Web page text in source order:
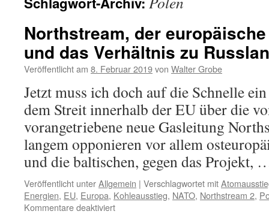
Northstream, der
und das Verhältnis zu
Veröffentlicht am 8. Februar 2019von Walter Grobe
Jetzt muss ich doch auf die Schnelle
dem Streit innerhalb der EU über die
vorangetriebene neue Gasleitung
langem opponieren vor allem
und die baltischen, gegen das Projekt,
Veröffentlicht unterAllgemein | Verschlagwortet mit
Energien, EU, Europa, Kohleausstieg, NATO, Northstream 2,
Kommentare deaktiviertfür